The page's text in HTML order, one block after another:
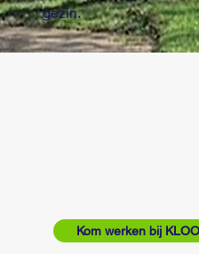
gezin.
Kom werken bij